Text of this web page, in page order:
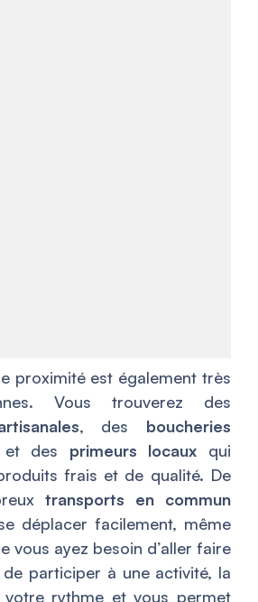
proximité est également très
Vous trouverez des
, des boucheries
des primeurs locaux qui
frais et de qualité. De
transports en commun
déplacer facilement, même
vous ayez besoin d’aller faire
participer à une activité, la
votre rythme et vous permet